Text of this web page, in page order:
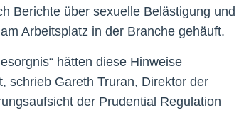
Berichte über sexuelle Belästigung und
Arbeitsplatz in der Branche gehäuft.
hätten diese Hinweise
schrieb Gareth Truran, Direktor der
der Prudential Regulation